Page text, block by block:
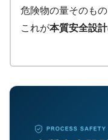
危険物の量そのも
これが本質安全設計